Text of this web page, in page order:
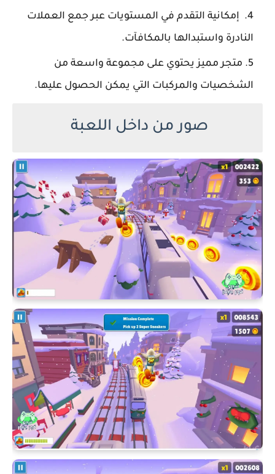
إمكانية التقدم في المستويات عبر جمع العملات
النادرة واستبدالها بالمكافآت.
متجر مميز يحتوي على مجموعة واسعة من
الشخصيات والمركبات التي يمكن الحصول عليها.
صور من داخل اللعبة